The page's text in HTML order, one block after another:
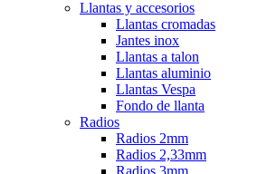
Llantas y accesorios
Llantas cromadas
Jantes inox
Llantas a talon
Llantas aluminio
Llantas Vespa
Fondo de llanta
Radios
Radios 2mm
Radios 2,33mm